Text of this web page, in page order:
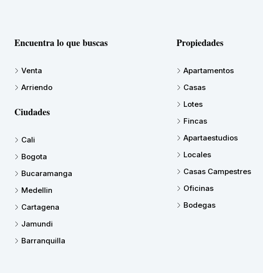
Encuentra lo que buscas
Venta
Arriendo
Ciudades
Cali
Bogota
Bucaramanga
Medellin
Cartagena
Jamundi
Barranquilla
Propiedades
Apartamentos
Casas
Lotes
Fincas
Apartaestudios
Locales
Casas Campestres
Oficinas
Bodegas